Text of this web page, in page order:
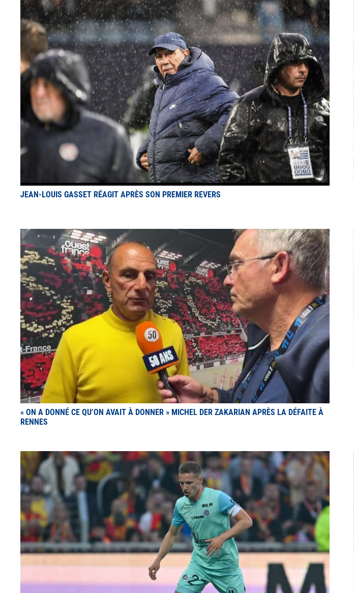
JEAN-LOUIS GASSET RÉAGIT APRÈS SON PREMIER REVERS
« ON A DONNÉ CE QU’ON AVAIT À DONNER » MICHEL DER ZAKARIAN APRÈS LA DÉFAITE À
RENNES